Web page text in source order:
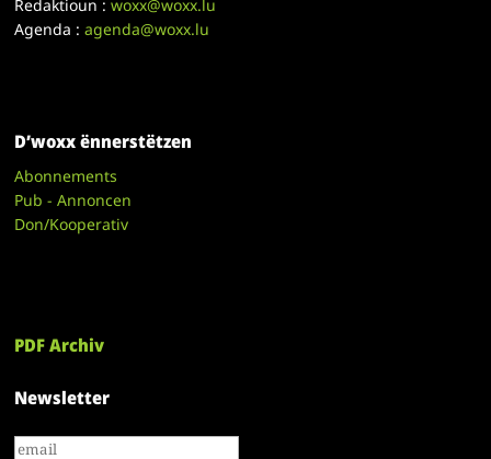
Redaktioun :woxx@woxx.lu
Agenda :agenda@woxx.lu
D’woxx ënnerstëtzen
Abonnements
Pub - Annoncen
Don/Kooperativ
PDF Archiv
Newsletter